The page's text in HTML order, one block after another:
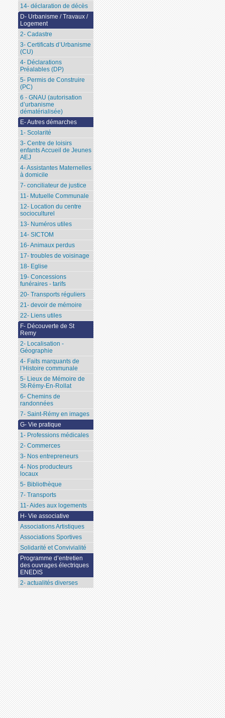
14- déclaration de décès
D- Urbanisme / Travaux /
Logement
2- Cadastre
3- Certificats d’Urbanisme
(CU)
4- Déclarations
Préalables (DP)
5- Permis de Construire
(PC)
6 - GNAU (autorisation
d’urbanisme
dématérialisée)
E- Autres démarches
1- Scolarité
3- Centre de loisirs
enfants Accueil de Jeunes
AEJ
4- Assistantes Maternelles
à domicile
7- conciliateur de justice
11- Mutuelle Communale
12- Location du centre
socioculturel
13- Numéros utiles
14- SICTOM
16- Animaux perdus
17- troubles de voisinage
18- Eglise
19- Concessions
funéraires - tarifs
20- Transports réguliers
21- devoir de mémoire
22- Liens utiles
F- Découverte de St
Remy
2- Localisation -
Géographie
4- Faits marquants de
l’Histoire communale
5- Lieux de Mémoire de
St-Rémy-En-Rollat
6- Chemins de
randonnées
7- Saint-Rémy en images
G- Vie pratique
1- Professions médicales
2- Commerces
3- Nos entrepreneurs
4- Nos producteurs
locaux
5- Bibliothèque
7- Transports
11- Aides aux logements
H- Vie associative
Associations Artistiques
Associations Sportives
Solidarité et Convivialité
Programme d’entretien
des ouvrages électriques
ENEDIS
2- actualités diverses